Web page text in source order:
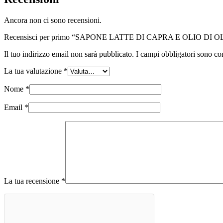
Ancora non ci sono recensioni.
Recensisci per primo “SAPONE LATTE DI CAPRA E OLIO DI
Il tuo indirizzo email non sarà pubblicato. I campi obbligatori sono
La tua valutazione *
Nome *
Email *
La tua recensione *